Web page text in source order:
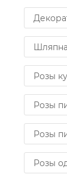
Розы
Розы
Розы
Розы